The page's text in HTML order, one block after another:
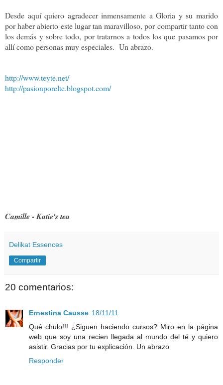
Desde aquí quiero agradecer inmensamente a Gloria y su marido
por haber abierto este lugar tan maravilloso, por compartir tanto con
los demás y sobre todo, por tratarnos a todos los que pasamos por
allí como personas muy especiales. Un abrazo.
http://www.teyte.net/
http://pasionporelte.blogspot.com/
Camille - Katie's tea
Delikat Essences
Compartir
20 comentarios:
Ernestina Causse 18/11/11
Qué chulo!!! ¿Siguen haciendo cursos? Miro en la página
web que soy una recien llegada al mundo del té y quiero
asistir. Gracias por tu explicación. Un abrazo
Responder